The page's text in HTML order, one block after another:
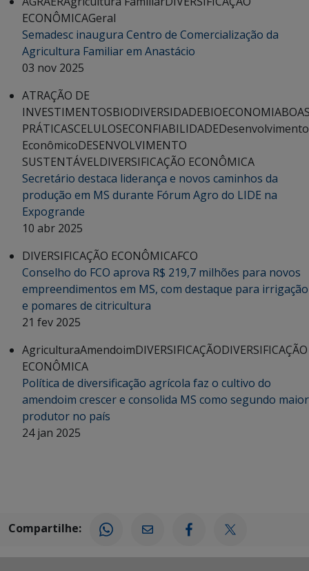
ECONÔMICAGeral
Semadesc inaugura Centro de Comercialização da
Agricultura Familiar em Anastácio
03 nov 2025
ATRAÇÃO DE
INVESTIMENTOSBIODIVERSIDADEBIOECONOMIA
PRÁTICASCELULOSECONFIABILIDADEDesenvolvimento
EconômicoDESENVOLVIMENTO
SUSTENTÁVELDIVERSIFICAÇÃO ECONÔMICA
Secretário destaca liderança e novos caminhos da
produção em MS durante Fórum Agro do LIDE na
Expogrande
10 abr 2025
DIVERSIFICAÇÃO ECONÔMICAFCO
Conselho do FCO aprova R$ 219,7 milhões para novos
empreendimentos em MS, com destaque para irrigação
e pomares de citricultura
21 fev 2025
AgriculturaAmendoimDIVERSIFICAÇÃODIVERSIFICAÇÃO
ECONÔMICA
Política de diversificação agrícola faz o cultivo do
amendoim crescer e consolida MS como segundo maior
produtor no país
24 jan 2025
Compartilhe: